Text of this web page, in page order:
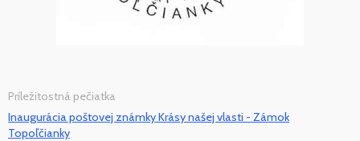
Príležitostná pečiatka
Inaugurácia poštovej známky Krásy našej vlasti - Zámok
Topoľčianky